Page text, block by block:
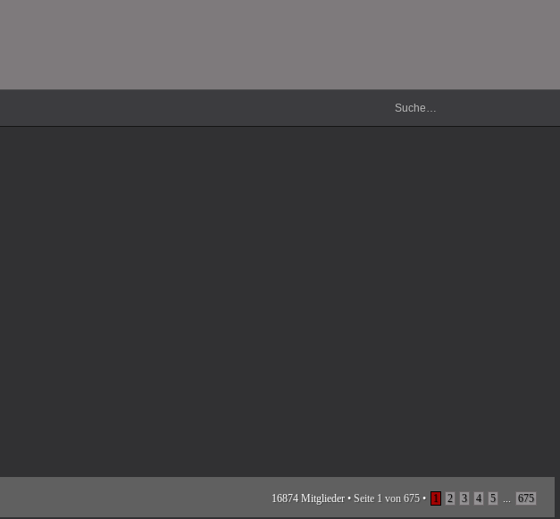
16874 Mitglieder • Seite 1 von 675 • 1 2 3 4 5 ... 675